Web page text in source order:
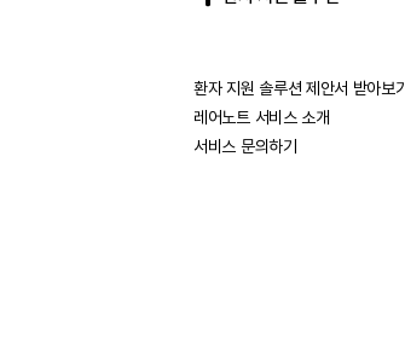
환자 지원 솔루션 제안서 받아보기
레어노트 서비스 소개
서비스 문의하기